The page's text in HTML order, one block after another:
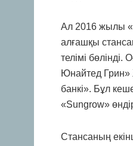
Ал 2016 жылы
алғашқы
телімі
Юнайтед
банкі». Бұл
«Sungrow»
Стансаның